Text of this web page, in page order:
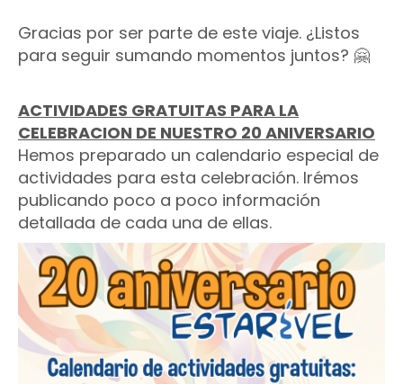
Gracias por ser parte de este viaje. ¿Listos
para seguir sumando momentos juntos? 🤗
ACTIVIDADES GRATUITAS PARA LA
CELEBRACION DE NUESTRO 20 ANIVERSARIO
Hemos preparado un calendario especial de
actividades para esta celebración. Irémos
publicando poco a poco información
detallada de cada una de ellas.